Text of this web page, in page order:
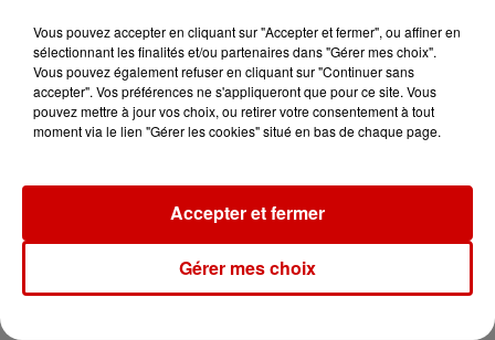
Le Duel - Gagnez votre balade
en jet ski !
Newsletter
Vous pouvez accepter en cliquant sur "Accepter et fermer", ou affiner en
sélectionnant les finalités et/ou partenaires dans "Gérer mes choix".
Vous pouvez également refuser en cliquant sur "Continuer sans
accepter". Vos préférences ne s'appliqueront que pour ce site. Vous
pouvez mettre à jour vos choix, ou retirer votre consentement à tout
moment via le lien "Gérer les cookies" situé en bas de chaque page.
Gérer mes choix
Accepter et fermer